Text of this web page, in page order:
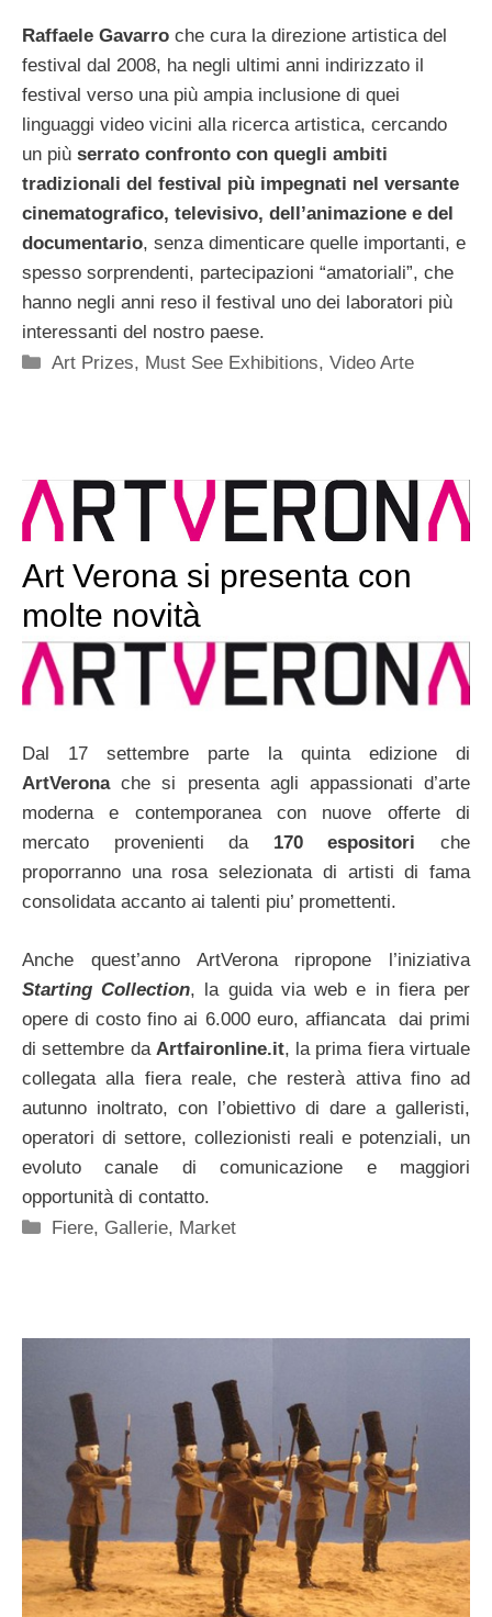
Raffaele Gavarro che cura la direzione artistica del
festival dal 2008, ha negli ultimi anni indirizzato il
festival verso una più ampia inclusione di quei
linguaggi video vicini alla ricerca artistica, cercando
un più serrato confronto con quegli ambiti
tradizionali del festival più impegnati nel versante
cinematografico, televisivo, dell’animazione e del
documentario, senza dimenticare quelle importanti, e
spesso sorprendenti, partecipazioni “amatoriali”, che
hanno negli anni reso il festival uno dei laboratori più
interessanti del nostro paese.
Categorie
Art Prizes, Must See Exhibitions,Video Arte
Art Verona si presenta con
molte novità
Dal 17 settembre parte la quinta edizione di
ArtVeronache si presenta agli appassionati d’arte
moderna e contemporanea con nuove offerte di
mercato provenienti da 170 espositori che
proporranno una rosa selezionata di artisti di fama
consolidata accanto ai talenti piu’ promettenti.
Anche quest’anno ArtVerona ripropone l’iniziativa
Starting Collection, la guida via web e in fiera per
opere di costo fino ai 6.000 euro, affiancata dai primi
di settembre da Artfaironline.it, la prima fiera virtuale
collegata alla fiera reale, che resterà attiva fino ad
autunno inoltrato, con l’obiettivo di dare a galleristi,
operatori di settore, collezionisti reali e potenziali, un
evoluto canale di comunicazione e maggiori
opportunità di contatto.
Categorie
Fiere, Gallerie, Market